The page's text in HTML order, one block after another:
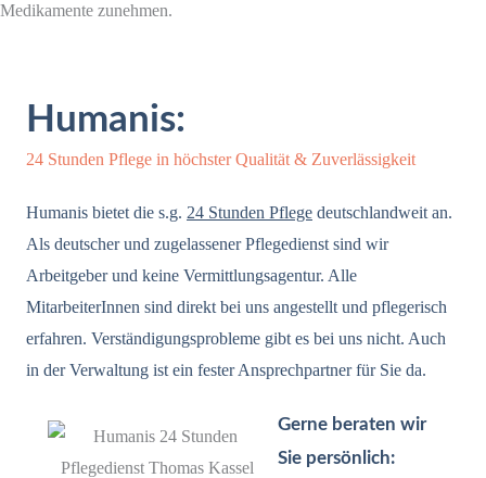
Medikamente zunehmen.
Humanis:
24 Stunden Pflege in höchster Qualität & Zuverlässigkeit
Humanis bietet die s.g. 24 Stunden Pflege deutschlandweit an.
Als deutscher und zugelassener Pflegedienst sind wir
Arbeitgeber und keine Vermittlungsagentur. Alle
MitarbeiterInnen sind direkt bei uns angestellt und pflegerisch
erfahren. Verständigungsprobleme gibt es bei uns nicht. Auch
in der Verwaltung ist ein fester Ansprechpartner für Sie da.
Gerne beraten wir
Sie persönlich: